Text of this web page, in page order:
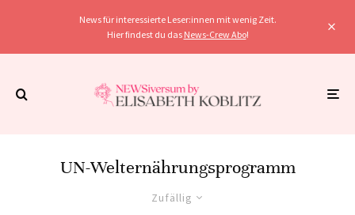
News für interessierte Leser:innen mit wenig Zeit.
Hier findest du das News-Crew Abo!
UN-Welternährungsprogramm
Zufällig